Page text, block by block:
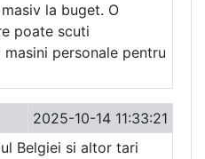
la buget. O
poate scuti
personale pentru
2025-10-14 11:33:21
Belgiei si altor tari